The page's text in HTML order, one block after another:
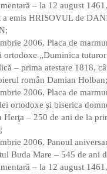
– la 12 august
a emis HRISOVUL de
2006, Placa de
ortodoxe „Duminica
– prima atestare 1818,
român Damian Holban;
2006, Placa de
ortodoxe şi biserica
Herţa – 250 de ani de la
2006, Panoul
Buda Mare – 545 de ani
– la 12 august